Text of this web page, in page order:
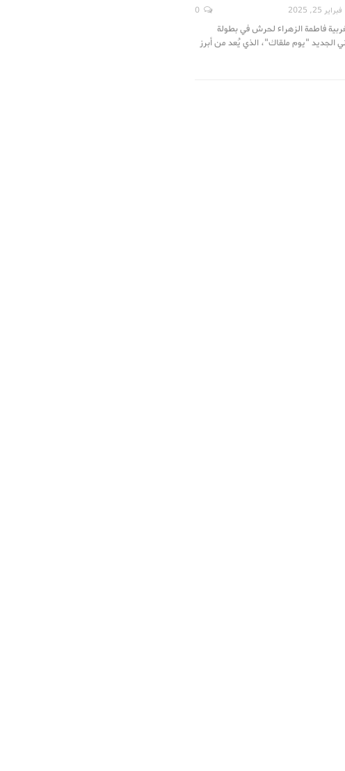
فبراير 25, 2025
فاطمة الزهراء لحرش في بطولة
الجديد "يوم ملقاك"، الذي يُعد من أبرز